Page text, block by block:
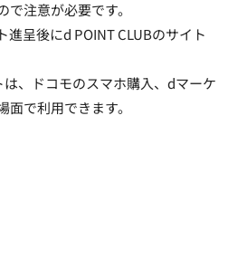
で注意が必要です。
呈後にd POINT CLUBのサイト
、ドコモのスマホ購入、dマーケ
面で利用できます。